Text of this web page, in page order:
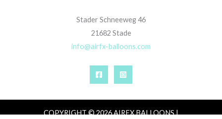
Stader Schneeweg 46
21682 Stade
info@airfx-balloons.com
COPYRIGHT © 2026 AIRFX BALLOONS |